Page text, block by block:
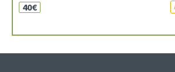
40€